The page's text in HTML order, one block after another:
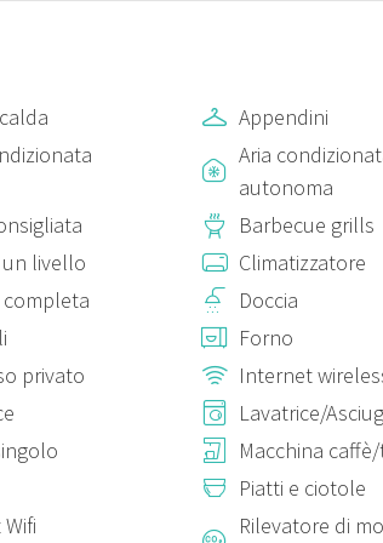
liberi che stabilimenti attrezzati ed è ideale
opportunità offerte dal territorio
salentina, dei caratteristici muretti a secco
costo aggiuntivo.
di €35,00.
di €30,00.
Appendini
Aria
autonoma
Barbecue grills
un livello
Climatizzatore
completa
Doccia
Forno
privato
Internet
Lavatrice/
Macchina
Piatti e ciotole
Rilevatore di